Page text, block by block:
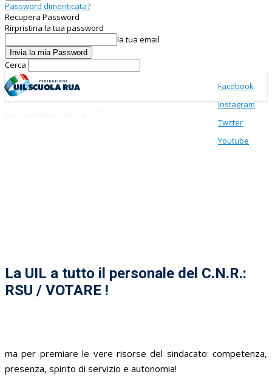
Password dimenticata?
Recupera Password
Rirpristina la tua password
la tua email
Cerca
Facebook
Instagram
Twitter
Youtube
La UIL a tutto il personale del C.N.R.:
RSU / VOTARE !
ma per premiare le vere risorse del sindacato: competenza,
presenza, spirito di servizio e autonomia!